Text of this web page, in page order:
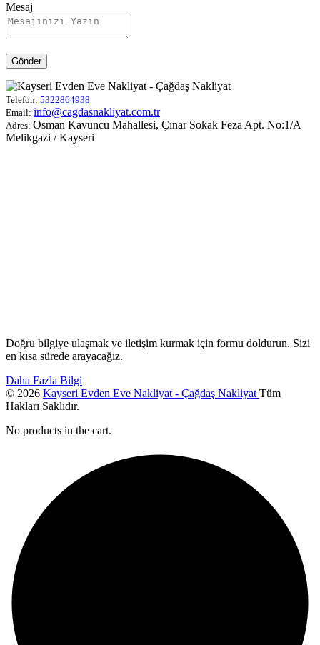
Mesaj
Gönder
Telefon: 5322864938
Email: info@cagdasnakliyat.com.tr
Adres: Osman Kavuncu Mahallesi, Çınar Sokak Feza Apt. No:1/A
Melikgazi / Kayseri
Doğru bilgiye ulaşmak ve iletişim kurmak için formu doldurun. Sizi
en kısa sürede arayacağız.
Daha Fazla Bilgi
© 2026 Kayseri Evden Eve Nakliyat - Çağdaş Nakliyat Tüm
Hakları Saklıdır.
No products in the cart.